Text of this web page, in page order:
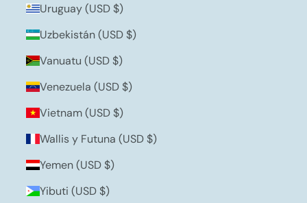
Uruguay (USD $)
Uzbekistán (USD $)
Vanuatu (USD $)
Venezuela (USD $)
Vietnam (USD $)
Wallis y Futuna (USD $)
Yemen (USD $)
Yibuti (USD $)